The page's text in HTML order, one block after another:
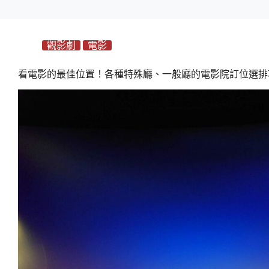
觀影劇 電影
看電影的最佳位置！各種特殊廳、一般廳的電影院訂位選